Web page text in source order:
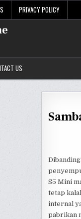
PRIVACY POLICY
US
S5 Mini
tetap
internal
pabrikan